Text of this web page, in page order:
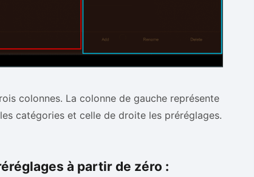
colonnes. La colonne de gauche représente
catégories et celle de droite les préréglages.
à partir de zéro :